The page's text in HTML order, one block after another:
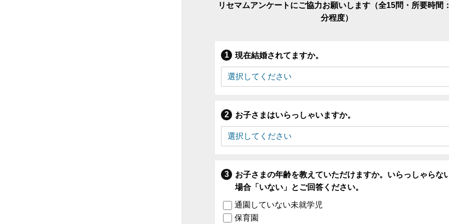
リセマムアンケートにご協力お願いします（全15問・所要時間
分程度）
現在結婚されてますか。
お子さまはいらっしゃいますか。
お子さまの年齢を教えていただけますか。いらっしゃらな
場合「いない」とご回答ください。
通園していない未就学児
保育園